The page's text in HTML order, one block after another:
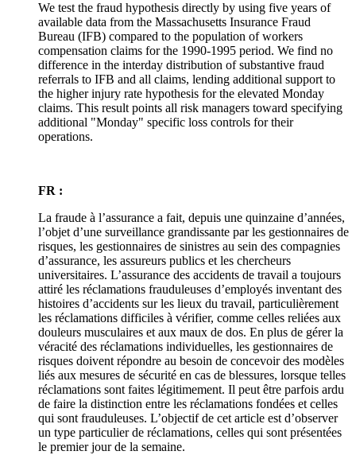
We test the fraud hypothesis directly by using five years of
available data from the Massachusetts Insurance Fraud
Bureau (IFB) compared to the population of workers
compensation claims for the 1990-1995 period. We find no
difference in the interday distribution of substantive fraud
referrals to IFB and all claims, lending additional support to
the higher injury rate hypothesis for the elevated Monday
claims. This result points all risk managers toward specifying
additional "Monday" specific loss controls for their
operations.
FR :
La fraude à l’assurance a fait, depuis une quinzaine d’années,
l’objet d’une surveillance grandissante par les gestionnaires de
risques, les gestionnaires de sinistres au sein des compagnies
d’assurance, les assureurs publics et les chercheurs
universitaires. L’assurance des accidents de travail a toujours
attiré les réclamations frauduleuses d’employés inventant des
histoires d’accidents sur les lieux du travail, particulièrement
les réclamations difficiles à vérifier, comme celles reliées aux
douleurs musculaires et aux maux de dos. En plus de gérer la
véracité des réclamations individuelles, les gestionnaires de
risques doivent répondre au besoin de concevoir des modèles
liés aux mesures de sécurité en cas de blessures, lorsque telles
réclamations sont faites légitimement. Il peut être parfois ardu
de faire la distinction entre les réclamations fondées et celles
qui sont frauduleuses. L’objectif de cet article est d’observer
un type particulier de réclamations, celles qui sont présentées
le premier jour de la semaine.